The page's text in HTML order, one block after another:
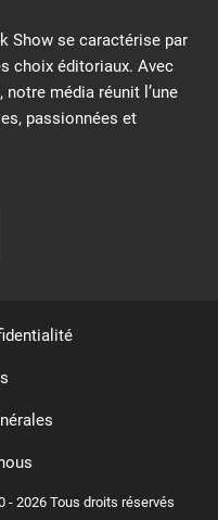
Show se caractérise par
choix éditoriaux. Avec
média réunit l’une
passionnées et
- 2026 Tous droits réservés